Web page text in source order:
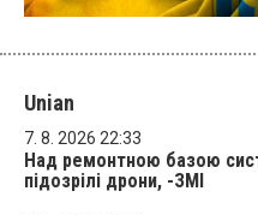
Unian
7. 8. 2026 22:33
Над ремонтною базою
підозрілі дрони, -ЗМІ